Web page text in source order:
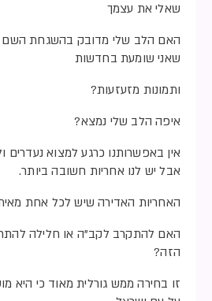
שאלי את עצמך
האם הלב שלי מדובק בהשגחת השם
שאני שומעת בחדשות
ותמונות מזעזעות?
איפה הלב שלי נמצא?
אין באפשרותנו כרגע למצוא נעדרים
אבל יש לנו אחריות חשובה ביותר.
האחריות האדירה שיש לכל אחת
האם להתקרב לקב”ה או חלילה
הזה?
זו בחירה ממש גורלית מאוד כי היא